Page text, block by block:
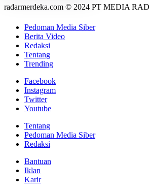
radarmerdeka.com © 2024 PT MEDIA
Pedoman Media Siber
Berita Video
Redaksi
Tentang
Trending
Facebook
Instagram
Twitter
Youtube
Tentang
Pedoman Media Siber
Redaksi
Bantuan
Iklan
Karir